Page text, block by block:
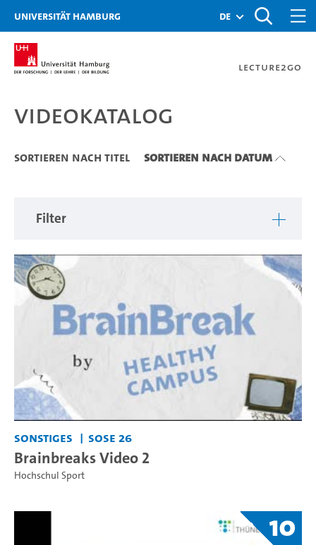
Zu den Filtern
Zur Metanavigation
Zur Hauptnavigation
Zur Suche
Zum Inhalt
Zum Seitenfuss
Universität Hamburg de
Lecture2Go
Videokatalog
Videokatalog
Sortieren nach Titel Sortieren nach Datum
Filter
Sonstiges SoSe 26
Brainbreaks Video 2
Hochschul Sport
10